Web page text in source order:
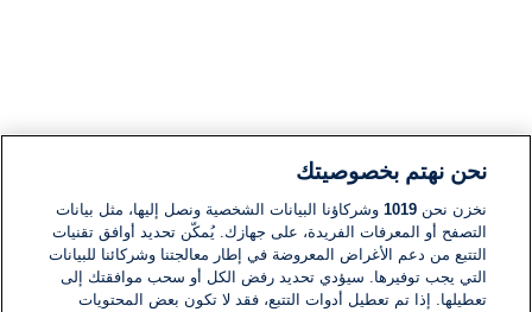
نحن نهتم بخصوصيتك
نخزن نحن1019 وشركاؤنا البيانات الشخصية ونصل إليها، مثل بيانات
التصفح أو المعرفات الفريدة، على جهازك. يُمكّن تحديد أوافق تقنيات
التتبع من دعم الأغراض المعروضة في إطار معالجتنا وشركائنا للبيانات
التي يجب توفيرها. سيؤدي تحديد رفض الكل أو سحب موافقتك إلى
تعطيلها. إذا تم تعطيل أدوات التتبع، فقد لا تكون بعض المحتويات